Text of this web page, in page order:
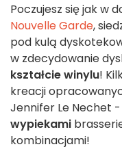
Poczujesz się jak w
Nouvelle Garde,
pod kulą
w zdecydowanie
kształcie winylu!
kreacji
Jennifer Le Nechet
wypiekami
kombinacjami!